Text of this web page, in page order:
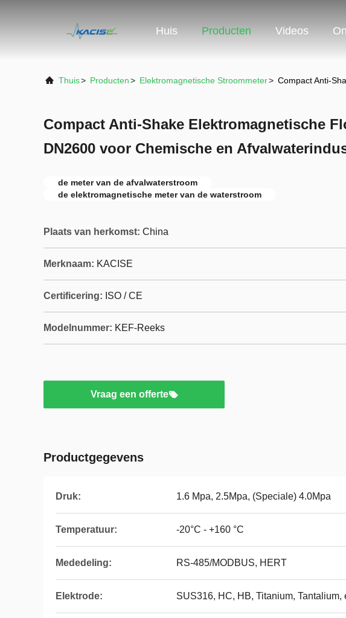
Huis Producten Videos
Thuis> Producten> Elektromagnetische Stroommeter> Compact Anti-
Compact Anti-Shake Elektromagnetische
DN2600 voor Chemische en
de meter van de afvalwaterstroom
de elektromagnetische meter van de waterstroom
Plaats van herkomst: China
Merknaam: KACISE
Certificering: ISO / CE
Modelnummer: KEF-Reeks
Vraag een offerte
Productgegevens
Druk: 1.6 Mpa, 2.5Mpa, (Speciale) 4.0Mpa
Temperatuur: -20°C - +160 °C
Mededeling: RS-485/MODBUS, HERT
Elektrode: SUS316, HC, HB, Titanium, Tantalium,